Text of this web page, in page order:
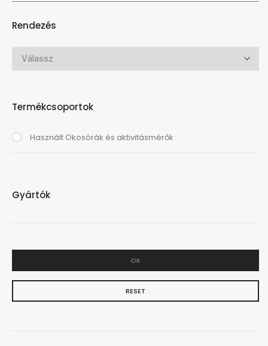
Rendezés
Termékcsoportok
Használt Okosórák és aktivitásmérők
Gyártók
OK
RESET